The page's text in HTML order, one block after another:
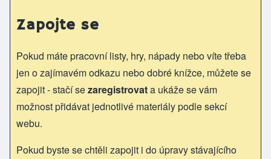
Zapojte se
Pokud máte pracovní listy, hry, nápady nebo víte třeba
jen o zajímavém odkazu nebo dobré knížce, můžete se
zapojit - stačí sezaregistrovata ukáže se vám
možnost přidávat jednotlivé materiály podle sekcí
webu.
Pokud byste se chtěli zapojit i do úpravy stávajícího